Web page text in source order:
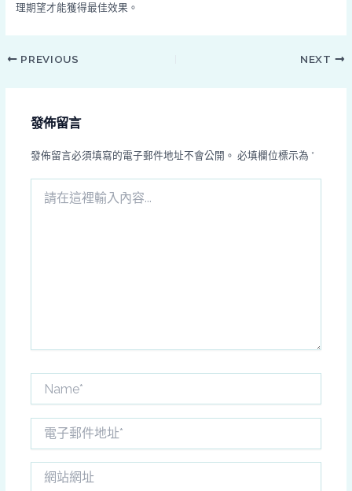
理期望才能獲得最佳效果。
PREVIOUS NEXT
發佈留言
發佈留言必須填寫的電子郵件地址不會公開。 必填欄位標示為 *